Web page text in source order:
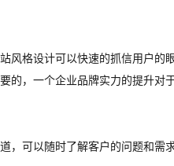
风格设计可以快速的抓信用户
，一个企业品牌实力的提升对
，可以随时了解客户的问题和